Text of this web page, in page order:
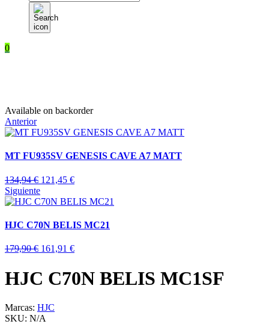
de
productos
0
Available on backorder
Anterior
MT FU935SV GENESIS CAVE A7 MATT
134,94€ 121,45 €
Siguiente
HJC C70N BELIS MC21
179,90€ 161,91 €
HJC C70N BELIS MC1SF
Marcas: HJC
SKU: N/A